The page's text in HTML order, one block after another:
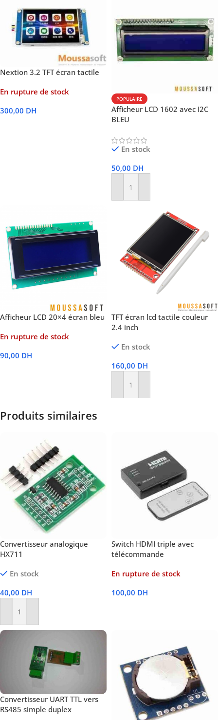
Nextion 3.2 TFT écran tactile
En rupture de stock
300,00 DH
POPULAIRE
Afficheur LCD 1602 avec I2C
BLEU
En stock
50,00 DH
Ajouter Au Panier
Afficheur LCD 20×4 écran bleu
En rupture de stock
90,00 DH
TFT écran lcd tactile couleur
2.4 inch
En stock
160,00 DH
Ajouter Au Panier
Produits similaires
Convertisseur analogique
HX711
En stock
40,00 DH
Ajouter Au Panier
Switch HDMI triple avec
télécommande
En rupture de stock
100,00 DH
Convertisseur UART TTL vers
RS485 simple duplex